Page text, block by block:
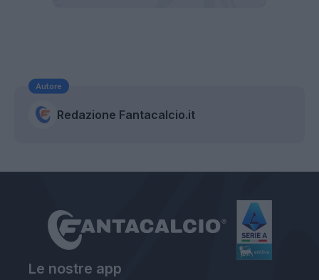
Autore
Redazione Fantacalcio.it
Le nostre app